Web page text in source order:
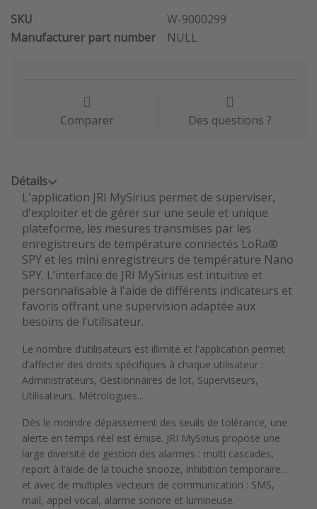
SKU
W-9000299
Manufacturer part number
NULL
Comparer Des questions ?
Détails
L'application JRI MySirius permet de superviser,
d'exploiter et de gérer sur une seule et unique
plateforme, les mesures transmises par les
enregistreurs de température connectés LoRa®
SPY et les mini enregistreurs de température Nano
SPY. L’interface de JRI MySirius est intuitive et
personnalisable à l'aide de différents indicateurs et
favoris offrant une supervision adaptée aux
besoins de l’utilisateur.
Le nombre d’utilisateurs est illimité et l'application permet
d’affecter des droits spécifiques à chaque utilisateur :
Administrateurs, Gestionnaires de lot, Superviseurs,
Utilisateurs, Métrologues...
Dès le moindre dépassement des seuils de tolérance, une
alerte en temps réel est émise. JRI MySirius propose une
large diversité de gestion des alarmes : multi cascades,
report à l’aide de la touche snooze, inhibition temporaire...
et avec de multiples vecteurs de communication : SMS,
mail, appel vocal, alarme sonore et lumineuse.